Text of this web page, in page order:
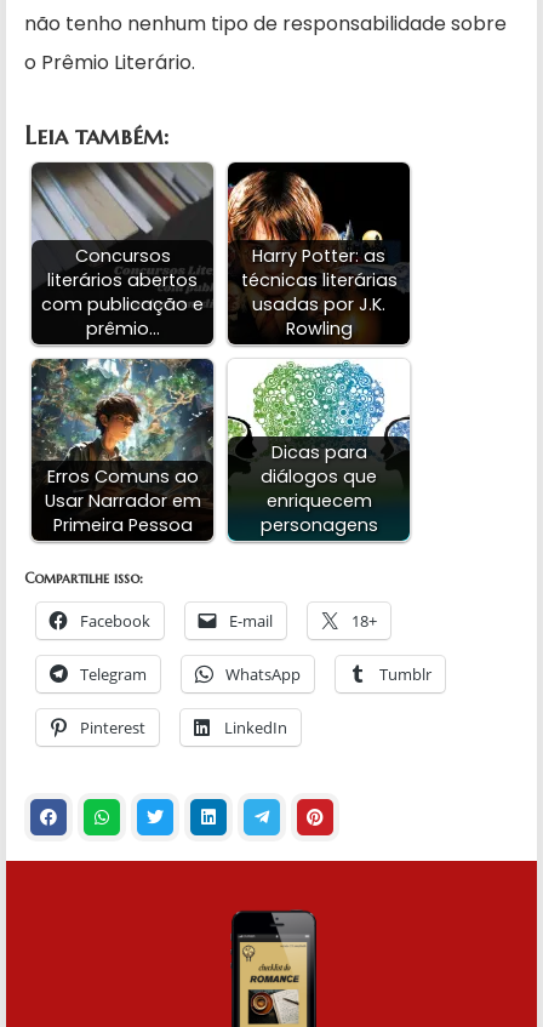
não tenho nenhum tipo de responsabilidade sobre
o Prêmio Literário.
Leia também:
Concursos
literários abertos
com publicação e
prêmio…
Harry Potter: as
técnicas literárias
usadas por J.K.
Rowling
Erros Comuns ao
Usar Narrador em
Primeira Pessoa
Dicas para
diálogos que
enriquecem
personagens
Compartilhe isso:
Facebook E-mail 18+
Telegram WhatsApp Tumblr
Pinterest LinkedIn